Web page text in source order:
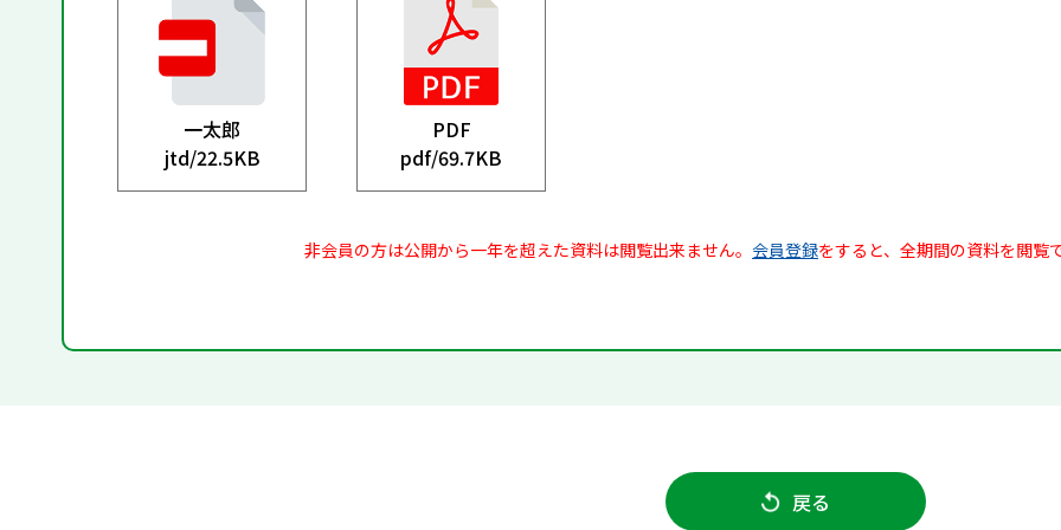
一太郎
jtd/22.5KB
PDF
pdf/69.7KB
非会員の方は公開から一年を超えた資料は閲覧出来ません。 会員登録をすると、全期間の資料を閲覧
戻る